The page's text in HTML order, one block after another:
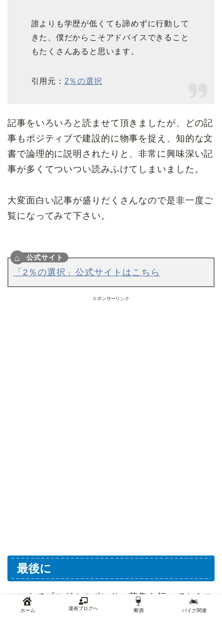
誰よりも学歴が低くても諦めずに行動して
きた、僕だからこそアドバイスできること
もたくさんあると思います。
引用元： 2％の選択
記事をいろいろと読ませて頂きましたが、どの記
事もポジティブで建設的に物事を捉え、知的な文
書で論理的に説明されたりと、非常に興味深い記
事が多くてついつい読みふけてしまいました。
大変面白い記事が盛りだくさんなので是非一度ご
覧になってみて下さい。
「2％の選択」公式サイトはこちら
スポンサーリンク
最後に
ここまでブログのスポンサー募集を行ってからス
ポンサーが見つかるまでのお話しと、当ブログの
ホーム 漫画ブログへ 断酒 バイク関連